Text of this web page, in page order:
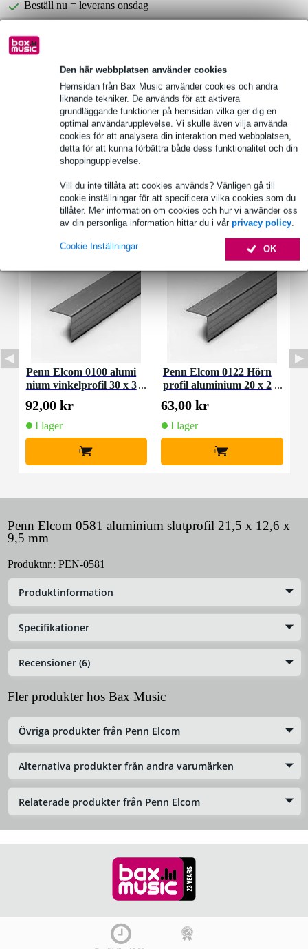
Den här webbplatsen använder cookies
Hemsidan från Bax Music använder cookies och andra
liknande tekniker. De används för att aktivera
grundläggande funktioner på hemsidan vilka ger dig en
optimal användarupplevelse. Vi skulle även vilja använda
cookies för att analysera din interaktion med webbplatsen,
detta för att kunna förbättra både dess funktionalitet och din
shoppingupplevelse.
Vill du inte tillåta att cookies används? Vänligen gå till
cookie inställningar för att specificera vilka cookies som du
tillåter. Mer information om cookies och hur vi använder oss
av din personliga information hittar du i vår privacy policy.
OK
Cookie Inställningar
Beställ nu = leverans onsdag
1 250 ledande varumärken
Produktinformation
material: aluminium
passar alla plattor med en tjocklek på 9,5mm
Fullständiga specifikationer
Tillbehör (2)
Penn Elcom 0100 alumi
nium vinkelprofil 30 x 3
0 x 1,5 mm
92,00 kr
I lager
+
Penn Elcom 0122 Hörn
profil aluminium 20 x 2
0 x 1,5 mm
63,00 kr
I lager
+
Penn Elcom 0581 aluminium slutprofil 21,5 x 12,6 x
9,5 mm
Produktnr.: PEN-0581
Produktinformation
Specifikationer
Recensioner (6)
Fler produkter hos Bax Music
Övriga produkter från Penn Elcom
Alternativa produkter från andra varumärken
Relaterade produkter från Penn Elcom